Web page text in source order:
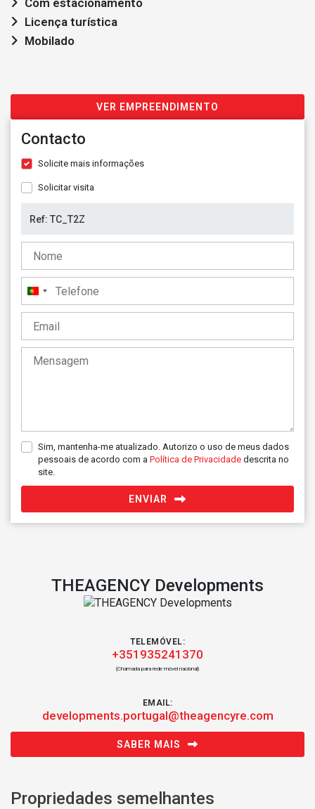
Com estacionamento
Licença turística
Mobilado
VER EMPREENDIMENTO
Contacto
Solicite mais informações
Solicitar visita
Portugal
+351
Sim, mantenha-me atualizado. Autorizo o uso de meus dados
pessoais de acordo com a Política de Privacidade descrita no
site.
ENVIAR
THEAGENCY Developments
TELEMÓVEL:
+351935241370
(Chamada para rede móvel nacional)
EMAIL:
developments.portugal@theagencyre.com
SABER MAIS
Propriedades semelhantes